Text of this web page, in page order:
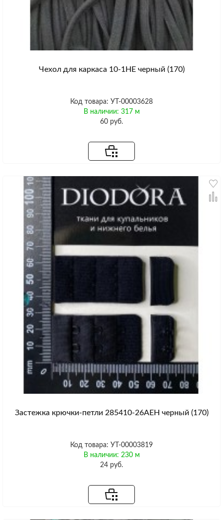
Чехол для каркаса 10-1HE черный (170)
Код товара: УТ-00003628
В наличии: 317 м
60 руб.
Застежка крючки-петли 285410-26AEH черный (170)
Код товара: УТ-00003819
В наличии: 230 м
24 руб.